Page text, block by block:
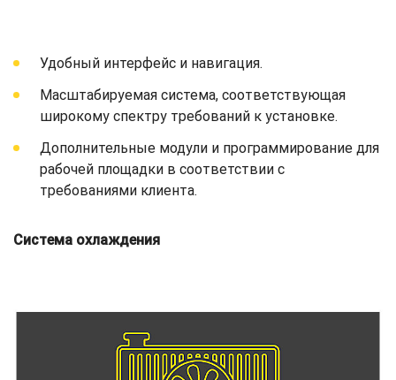
Удобный интерфейс и навигация.
Масштабируемая система, соответствующая
широкому спектру требований к установке.
Дополнительные модули и программирование для
рабочей площадки в соответствии с
требованиями клиента.
Система охлаждения